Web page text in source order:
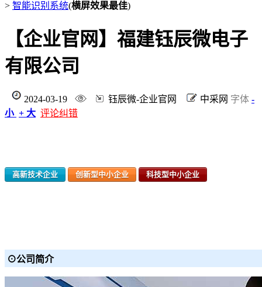
> 智能识别系统(横屏效果最佳)
【企业官网】福建钰辰微电子
有限公司
2024-03-19 钰辰微-企业官网 中采网 字体 -
小 + 大 评论纠错
高新技术企业 创新型中小企业 科技型中小企业
⊙公司简介